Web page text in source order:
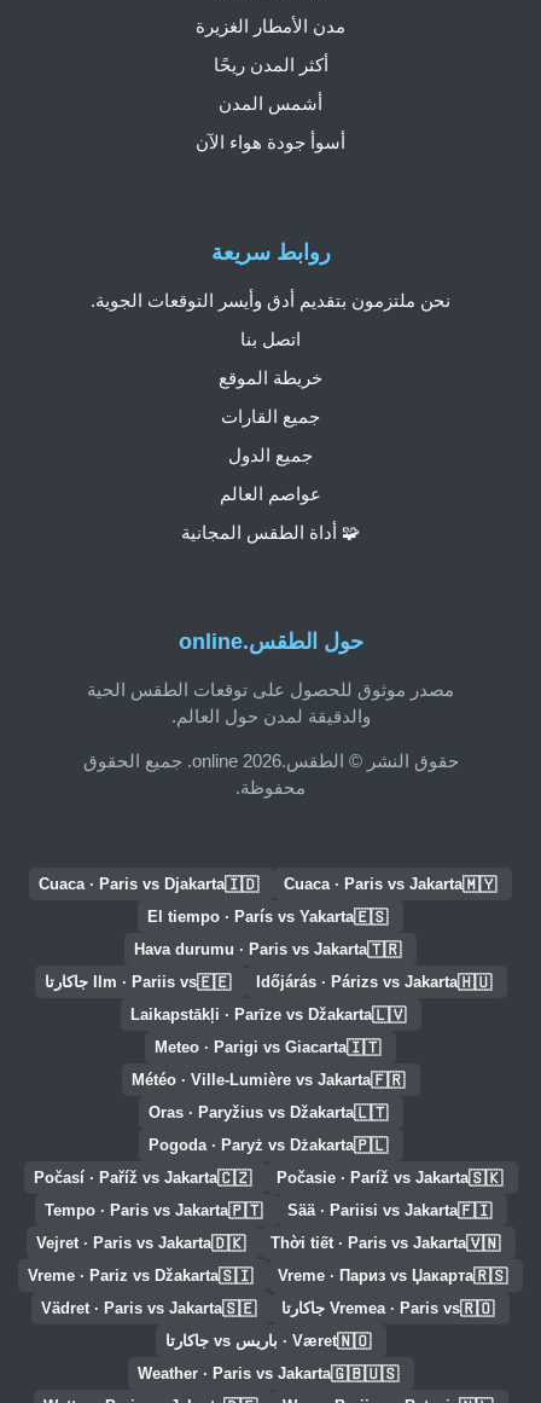
حول الطقس.online
مصدر موثوق للحصول على توقعات الطقس الحية
والدقيقة لمدن حول العالم.
حقوق النشر © الطقس.online 2026. جميع الحقوق
محفوظة.
روابط سريعة
نحن ملتزمون بتقديم أدق وأيسر التوقعات الجوية.
اتصل بنا
خريطة الموقع
جميع القارات
جميع الدول
عواصم العالم
🧩 أداة الطقس المجانية
مدن الأمطار الغزيرة
أكثر المدن ريحًا
أشمس المدن
أسوأ جودة هواء الآن
🇲🇾
Cuaca · Paris vs Jakarta
🇮🇩
Cuaca · Paris vs Djakarta
🇪🇸
El tiempo · París vs Yakarta
🇹🇷
Hava durumu · Paris vs Jakarta
🇭🇺
Időjárás · Párizs vs Jakarta
🇪🇪Ilm · Pariis vs جاكارتا
🇱🇻
Laikapstākļi · Parīze vs Džakarta
🇮🇹
Meteo · Parigi vs Giacarta
🇫🇷
Météo · Ville-Lumière vs Jakarta
🇱🇹
Oras · Paryžius vs Džakarta
🇵🇱
Pogoda · Paryż vs Dżakarta
🇸🇰
Počasie · Paríž vs Jakarta
🇨🇿
Počasí · Paříž vs Jakarta
🇫🇮
Sää · Pariisi vs Jakarta
🇵🇹
Tempo · Paris vs Jakarta
🇻🇳
Thời tiết · Paris vs Jakarta
🇩🇰
Vejret · Paris vs Jakarta
🇷🇸
Vreme · Париз vs Џакарта
🇸🇮
Vreme · Pariz vs Džakarta
🇷🇴Vremea · Paris vs جاكارتا 🇸🇪
Vädret · Paris vs Jakarta
🇳🇴Været · باريس vs جاكارتا
🇬🇧🇺🇸
Weather · Paris vs Jakarta